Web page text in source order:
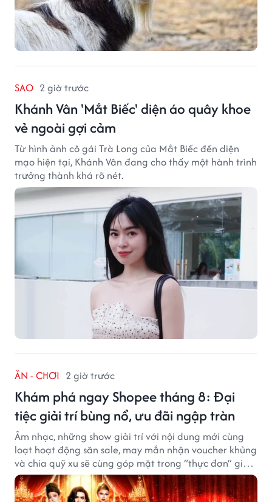
SAO 2 giờ trước
Khánh Vân 'Mắt Biếc' diện áo quây khoe
vẻ ngoài gợi cảm
Từ hình ảnh cô gái Trà Long của Mắt Biếc đến diện
mạo hiện tại, Khánh Vân đang cho thấy một hành trình
trưởng thành khá rõ nét.
ĂN - CHƠI 2 giờ trước
Khám phá ngay Shopee tháng 8: Đại
tiệc giải trí bùng nổ, ưu đãi ngập tràn
Âm nhạc, những show giải trí với nội dung mới cùng
loạt hoạt động săn sale, may mắn nhận voucher khủng
và chia quỹ xu sẽ cùng góp mặt trong “thực đơn” giải
trí cuối tuần trên Shopee, diễn ra liên tiếp vào ngày
7/8 và 8/8.